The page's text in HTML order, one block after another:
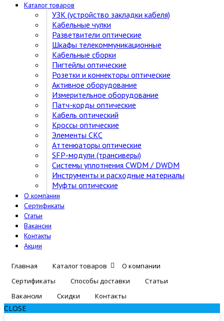
Каталог товаров
УЗК (устройство закладки кабеля)
Кабельные чулки
Разветвители оптические
Шкафы телекоммуникационные
Кабельные сборки
Пигтейлы оптические
Розетки и коннекторы оптические
Активное оборудование
Измерительное оборудование
Патч-корды оптические
Кабель оптический
Кроссы оптические
Элементы СКС
Аттенюаторы оптические
SFP-модули (трансиверы)
Cистемы уплотнения CWDM / DWDM
Инструменты и расходные материалы
Муфты оптические
О компании
Сертификаты
Статьи
Вакансии
Контакты
Акции
Главная Каталог товаров
О компании
Сертификаты
Способы доставки
Статьи
Вакансии
Скидки Контакты
CLOSE